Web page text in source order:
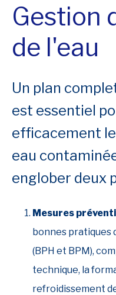
Gestion
de l'eau
Un plan
est essentiel
efficacement
eau
englober deux
Mesures
bonnes pratiques
(BPH et BPM),
technique, la
refroidissement